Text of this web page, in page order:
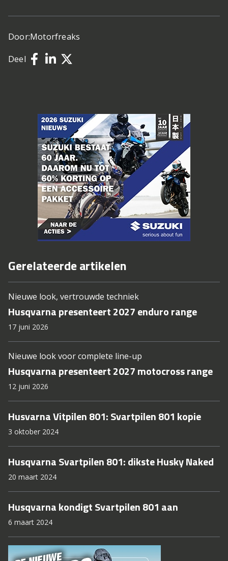
Door:Motorfreaks
Deel
Gerelateerde artikelen
Nieuwe look, vertrouwde techniek
Husqvarna presenteert 2027 enduro range
17 juni 2026
Nieuwe look voor complete line-up
Husqvarna presenteert 2027 motocross range
12 juni 2026
Husvarna Vitpilen 801: Svartpilen 801 kopie
3 oktober 2024
Husqvarna Svartpilen 801: dikste Husky Naked
20 maart 2024
Husqvarna kondigt Svartpilen 801 aan
6 maart 2024